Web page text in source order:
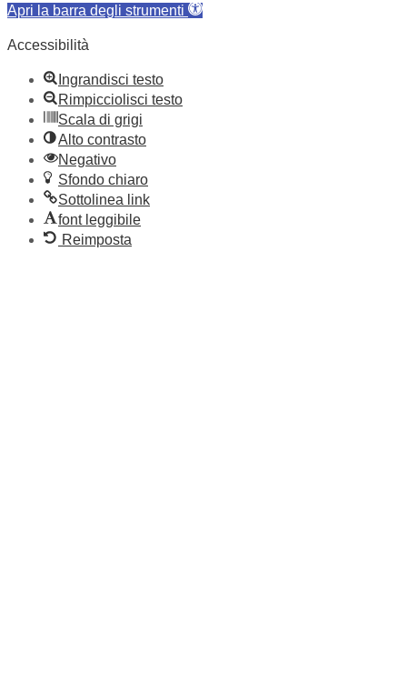
Apri la barra degli strumenti
Accessibilità
Ingrandisci testo
Rimpicciolisci testo
Scala di grigi
Alto contrasto
Negativo
Sfondo chiaro
Sottolinea link
font leggibile
Reimposta